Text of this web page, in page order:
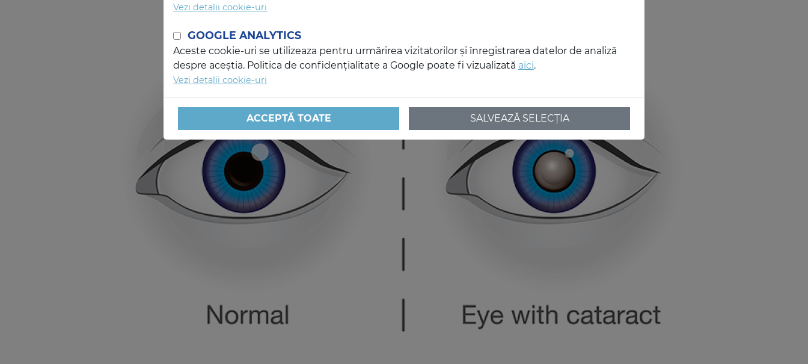
Vezi detalii cookie-uri
GOOGLE ANALYTICS
Aceste cookie-uri se utilizeaza pentru urmărirea vizitatorilor și înregistrarea datelor de analiză
despre aceștia. Politica de confidențialitate a Google poate fi vizualizată aici.
Vezi detalii cookie-uri
ACCEPTĂ TOATE SALVEAZĂ SELECȚIA